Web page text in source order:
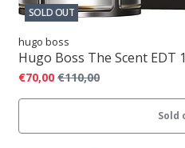
SOLD OUT
hugo boss
Hugo Boss The Scent EDT
€70,00 €110,00
Sold